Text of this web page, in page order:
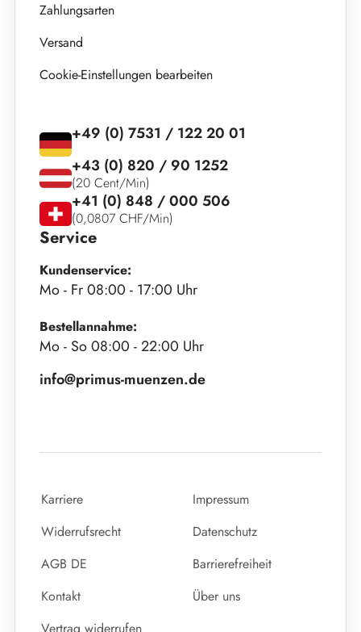
Zahlungsarten
Versand
Cookie-Einstellungen bearbeiten
Service
Kundenservice:
Mo - Fr 08:00 - 17:00 Uhr
Bestellannahme:
Mo - So 08:00 - 22:00 Uhr
info@primus-muenzen.de
+49 (0) 7531 / 122 20 01
+43 (0) 820 / 90 1252
(20 Cent/Min)
+41 (0) 848 / 000 506
(0,0807 CHF/Min)
Karriere
Impressum
Widerrufsrecht
Datenschutz
AGB DE
Barrierefreiheit
Kontakt
Über uns